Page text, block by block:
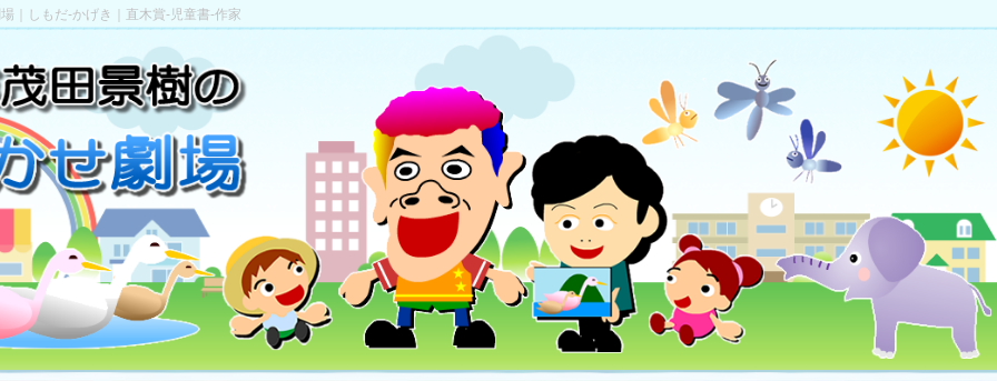
｜しもだ-かげき｜直木賞-児童書-作家